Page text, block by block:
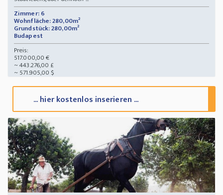
Zimmer: 6
Wohnfläche: 280,00m²
Grundstück: 280,00m²
Budapest
Preis:
517.000,00 €
~ 443.276,00 £
~ 571.905,00 $
... hier kostenlos inserieren ...